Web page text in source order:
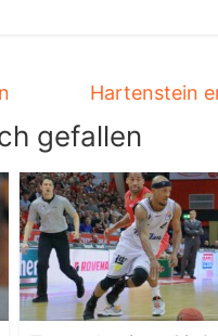
Hartenstein
gefallen